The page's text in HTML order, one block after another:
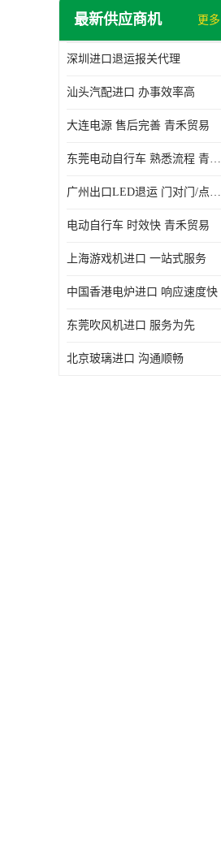
最新供应商机 更多
深圳进口退运报关代理
汕头汽配进口 办事效率高
大连电源 售后完善 青禾贸易
东莞电动自行车 熟悉流程 青禾贸易
广州出口LED退运 门对门/点对点
电动自行车 时效快 青禾贸易
上海游戏机进口 一站式服务
中国香港电炉进口 响应速度快
东莞吹风机进口 服务为先
北京玻璃进口 沟通顺畅